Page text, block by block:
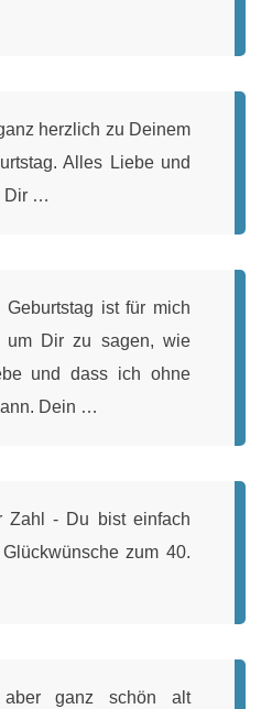
herzlich zu Deinem
Alles Liebe und
Dir …
ist für mich
um Dir zu sagen, wie
und dass ich ohne
Dein …
Zahl - Du bist einfach
zum 40.
ganz schön alt